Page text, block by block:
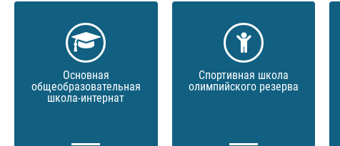
Основная
общеобразовательная
школа-интернат
Спортивная школа
олимпийского резерва